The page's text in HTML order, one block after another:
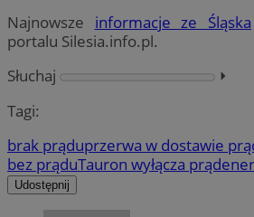
Najnowsze informacje ze Śląska
portalu Silesia.info.pl.
Słuchaj
⏵︎
Tagi:
brak prąduprzerwa w dostawie
bez prąduTauron wyłącza prąd
Udostępnij